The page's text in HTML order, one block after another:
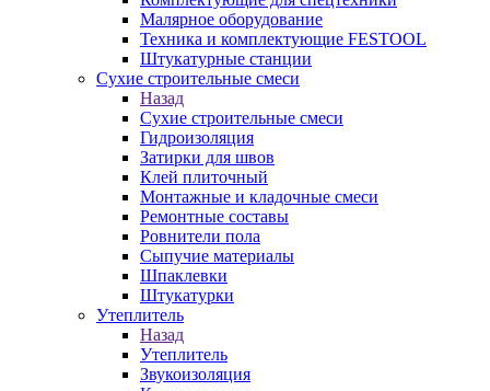
Малярное оборудование
Техника и комплектующие FESTOOL
Штукатурные станции
Сухие строительные смеси
Назад
Сухие строительные смеси
Гидроизоляция
Затирки для швов
Клей плиточный
Монтажные и кладочные смеси
Ремонтные составы
Ровнители пола
Сыпучие материалы
Шпаклевки
Штукатурки
Утеплитель
Назад
Утеплитель
Звукоизоляция